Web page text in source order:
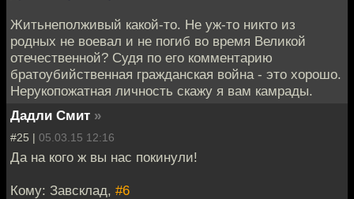
Житьнеполживый какой-то. Не уж-то никто из
родных не воевал и не погиб во время Великой
отечественной? Судя по его комментарию
братоубийственная гражданская война - это хорошо.
Нерукопожатная личность скажу я вам камрады.
Дадли Смит »
#25 | 05.03.15 12:16
Да на кого ж вы нас покинули!
Кому: Завсклад, #6